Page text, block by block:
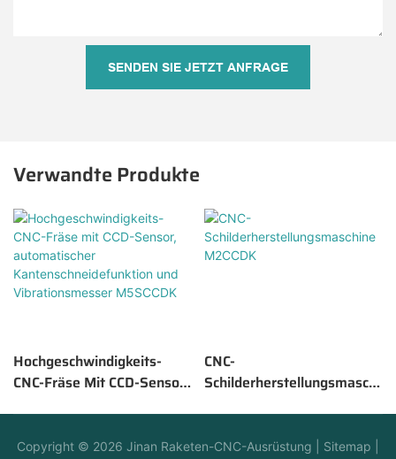
SENDEN SIE JETZT ANFRAGE
Verwandte Produkte
Hochgeschwindigkeits-
CNC-Fräse Mit CCD-Sensor,
Und Vibrationsmesser
CNC-
Schilderherstellungsmaschi
Copyright © 2026 Jinan Raketen-CNC-Ausrüstung Sitemap